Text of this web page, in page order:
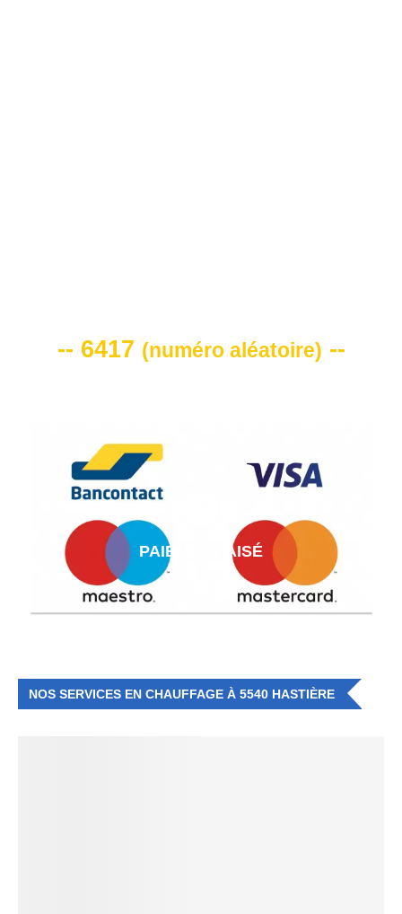
-- 6417 (numéro aléatoire) --
PAIEMENT AISÉ
NOS SERVICES EN CHAUFFAGE À 5540 HASTIÈRE